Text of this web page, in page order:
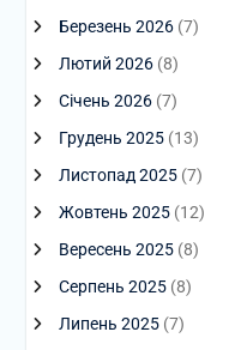
Березень 2026(7)
Лютий 2026(8)
Січень 2026(7)
Грудень 2025(13)
Листопад 2025(7)
Жовтень 2025(12)
Вересень 2025(8)
Серпень 2025(8)
Липень 2025(7)